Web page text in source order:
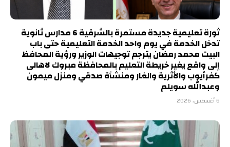
ثورة تعليمية جديدة مستمرة بالشرقية 6 مدارس ثانوية
تدخل الخدمة في يوم واحد الخدمة التعليمية حتى باب
البيت محمد رمضان يترجم توجيهات الوزير ورؤية المحافظ
إلى واقع يغير خريطة التعليم بالمحافظة مبروك لاهالى
كفرأيوب والأثرية والغار ومنشأة صدقي ومنزل ميمون
وعبدالله سويلم
6 أغسطس، 2026